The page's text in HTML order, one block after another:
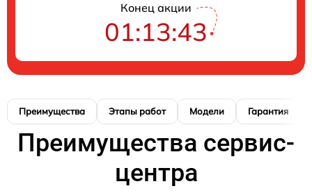
Конец акции
01:13:42
Преимущества Этапы работ Модели Гарантия
Преимущества сервис-
центра